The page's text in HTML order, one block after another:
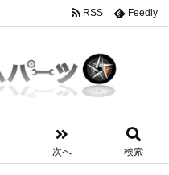
次へ 検索
RSS Feedly